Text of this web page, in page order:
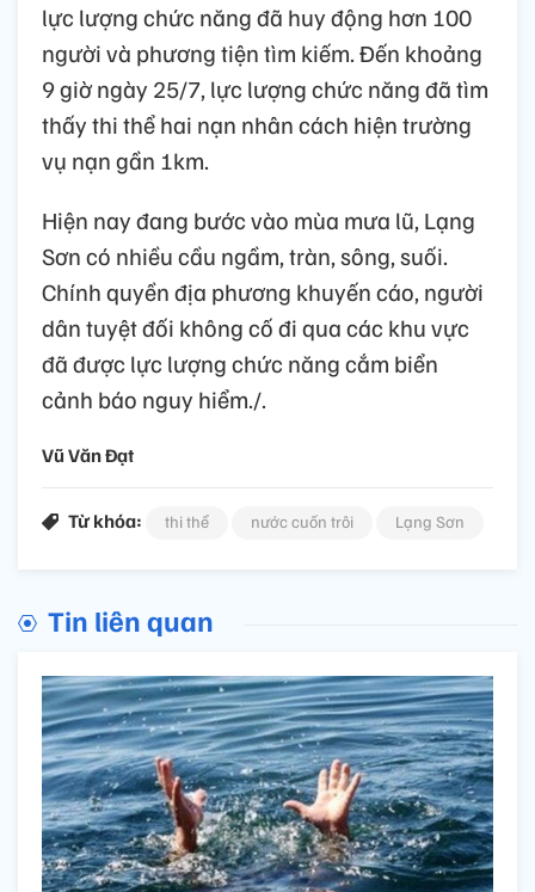
lực lượng chức năng đã huy động hơn 100
người và phương tiện tìm kiếm. Đến khoảng
9 giờ ngày 25/7, lực lượng chức năng đã tìm
thấy thi thể hai nạn nhân cách hiện trường
vụ nạn gần 1km.
Hiện nay đang bước vào mùa mưa lũ, Lạng
Sơn có nhiều cầu ngầm, tràn, sông, suối.
Chính quyền địa phương khuyến cáo, người
dân tuyệt đối không cố đi qua các khu vực
đã được lực lượng chức năng cắm biển
cảnh báo nguy hiểm./.
Vũ Văn Đạt
Từ khóa: thi thể nước cuốn trôi Lạng Sơn
Tin liên quan